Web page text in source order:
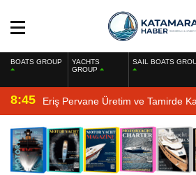
BOATS GROUP
YACHTS
GROUP
SAIL BOATS
8:45 Eriş Pervane Üretim ve Tamirde